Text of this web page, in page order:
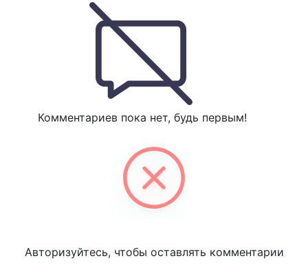
Комментариев пока нет, будь первым!
Авторизуйтесь, чтобы оставлять комментарии